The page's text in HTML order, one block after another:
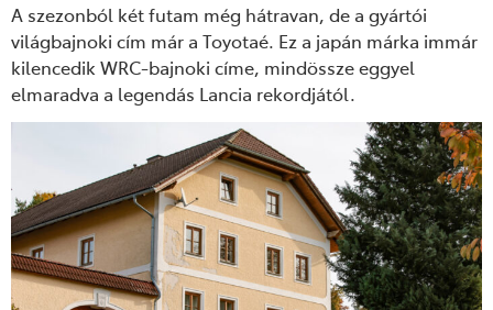
A szezonból két futam még hátravan, de a gyártói
világbajnoki cím már a Toyotaé. Ez a japán márka immár
kilencedik WRC-bajnoki címe, mindössze eggyel
elmaradva a legendás Lancia rekordjától.